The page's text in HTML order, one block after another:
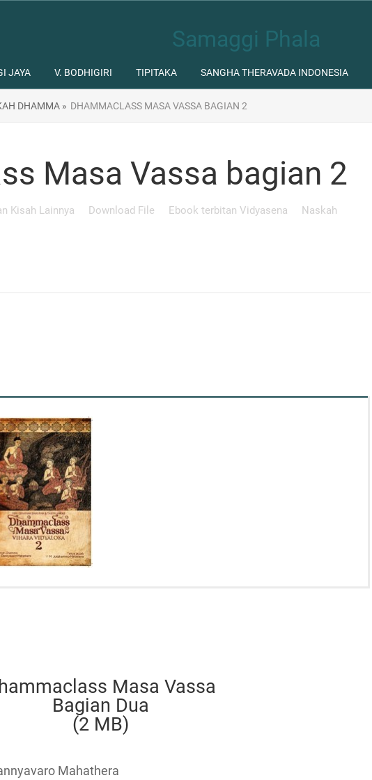
Samaggi Phala
JAYA V. BODHIGIRI TIPITAKA SANGHA THERAVADA INDONESIA
DHAMMA » DHAMMACLASS MASA VASSA BAGIAN 2
Masa Vassa bagian 2
Kisah Lainnya Download File Ebook terbitan Vidyasena
Naskah
Masa Vassa
Bagian Dua
(2 MB)
Mahathera